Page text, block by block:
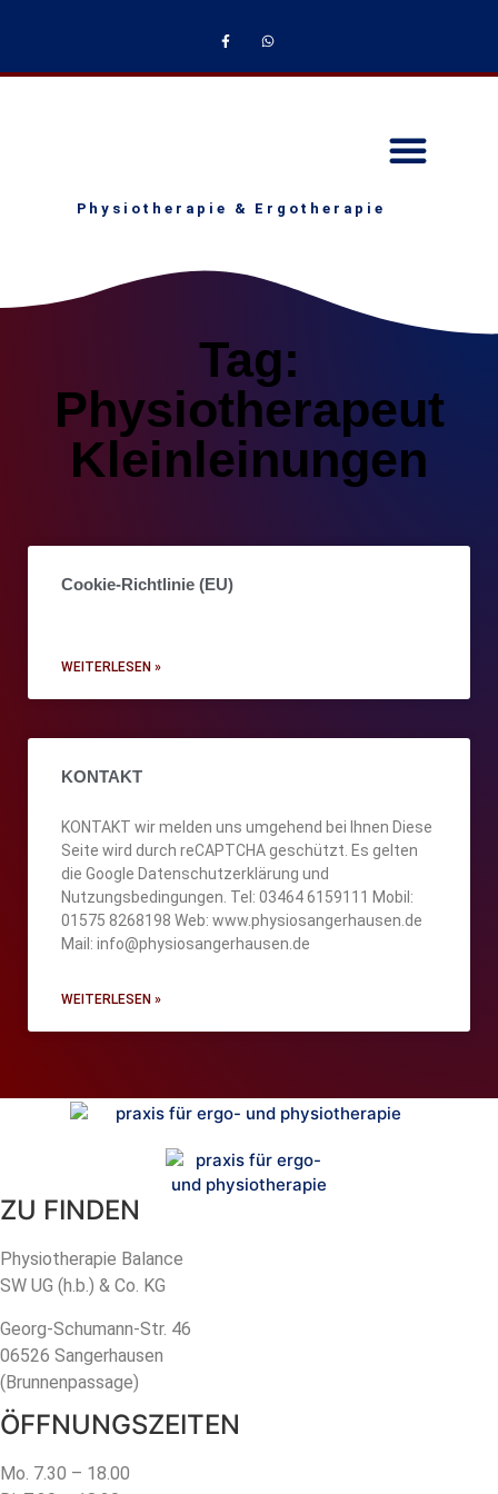
Physiotherapie & Ergotherapie
Tag:
Physiotherapeut
Kleinleinungen
Cookie-Richtlinie (EU)
WEITERLESEN »
KONTAKT
KONTAKT wir melden uns umgehend bei Ihnen Diese
Seite wird durch reCAPTCHA geschützt. Es gelten
die Google Datenschutzerklärung und
Nutzungsbedingungen. Tel: 03464 6159111 Mobil:
01575 8268198 Web: www.physiosangerhausen.de
Mail: info@physiosangerhausen.de
WEITERLESEN »
ZU FINDEN
Physiotherapie Balance
SW UG (h.b.) & Co. KG
Georg-Schumann-Str. 46
06526 Sangerhausen
(Brunnenpassage)
ÖFFNUNGSZEITEN
Mo. 7.30 – 18.00